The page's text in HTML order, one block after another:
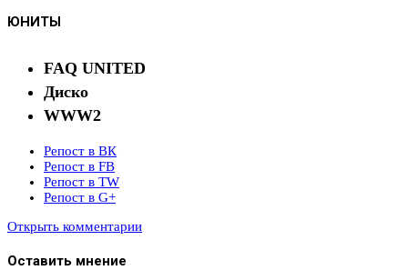
ЮНИТЫ
FAQ UNITED
Диско
WWW2
Репост в ВК
Репост в FB
Репост в TW
Репост в G+
Открыть комментарии
Оставить мнение